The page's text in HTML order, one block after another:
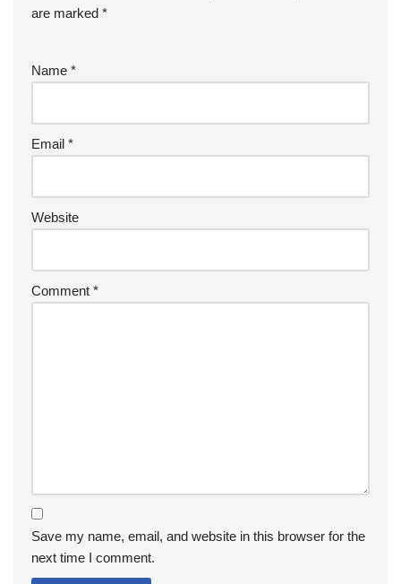
are marked *
Name *
Email *
Website
Comment *
Save my name, email, and website in this browser for the
next time I comment.